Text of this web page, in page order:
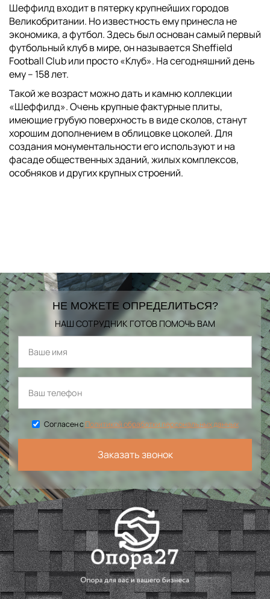
Шеффилд входит в пятерку крупнейших городов
Великобритании. Но известность ему принесла не
экономика, а футбол. Здесь был основан самый первый
футбольный клуб в мире, он называется Sheffield
Football Club или просто «Клуб». На сегодняшний день
ему – 158 лет.
Такой же возраст можно дать и камню коллекции
«Шеффилд». Очень крупные фактурные плиты,
имеющие грубую поверхность в виде сколов, станут
хорошим дополнением в облицовке цоколей. Для
создания монументальности его используют и на
фасаде общественных зданий, жилых комплексов,
особняков и других крупных строений.
НЕ МОЖЕТЕ ОПРЕДЕЛИТЬСЯ?
НАШ СОТРУДНИК ГОТОВ ПОМОЧЬ ВАМ
Согласен сПолитикой обработки персональных данных
Заказать звонок